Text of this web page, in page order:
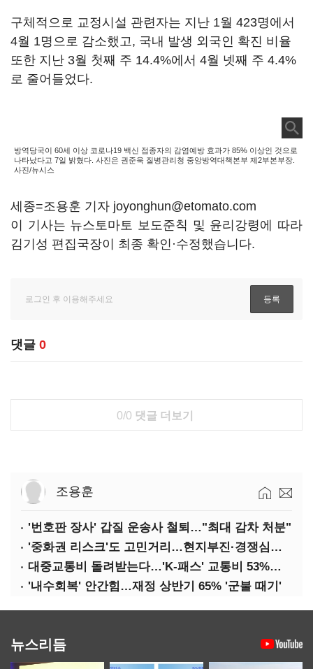
구체적으로 교정시설 관련자는 지난 1월 423명에서
4월 1명으로 감소했고, 국내 발생 외국인 확진 비율
또한 지난 3월 첫째 주 14.4%에서 4월 넷째 주 4.4%
로 줄어들었다.
방역당국이 60세 이상 코로나19 백신 접종자의 감염예방 효과가 85% 이상인 것으로
나타났다고 7일 밝혔다. 사진은 권준욱 질병관리청 중앙방역대책본부 제2부본부장.
사진/뉴시스
세종=조용훈 기자 joyonghun@etomato.com
이 기사는 뉴스토마토 보도준칙 및 윤리강령에 따라
김기성 편집국장이 최종 확인·수정했습니다.
댓글 0
0/0 댓글 더보기
조용훈
'번호판 장사' 갑질 운송사 철퇴…"최대 감차 처분"
'중화권 리스크'도 고민거리…현지부진·경쟁심화·양안냉각
대중교통비 돌려받는다…'K-패스' 교통비 53%까지 환급
'내수회복' 안간힘…재정 상반기 65% '군불 때기'
뉴스리듬